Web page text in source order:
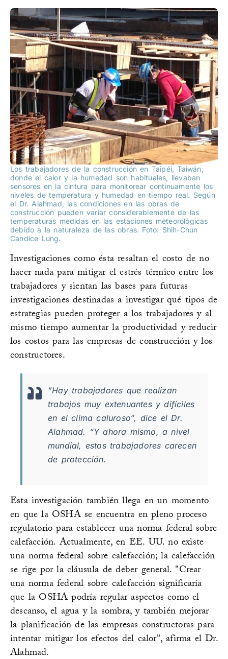
Los trabajadores de la construcción en Taipéi, Taiwán,
donde el calor y la humedad son habituales, llevaban
sensores en la cintura para monitorear continuamente los
niveles de temperatura y humedad en tiempo real. Según
el Dr. Alahmad, las condiciones en las obras de
construcción pueden variar considerablemente de las
temperaturas medidas en las estaciones meteorológicas
debido a la naturaleza de las obras. Foto: Shih-Chun
Candice Lung.
Investigaciones como ésta resaltan el costo de no
hacer nada para mitigar el estrés térmico entre los
trabajadores y sientan las bases para futuras
investigaciones destinadas a investigar qué tipos de
estrategias pueden proteger a los trabajadores y al
mismo tiempo aumentar la productividad y reducir
los costos para las empresas de construcción y los
constructores.
”Hay trabajadores que realizan
trabajos muy extenuantes y difíciles
en el clima caluroso“, dice el Dr.
Alahmad. “Y ahora mismo, a nivel
mundial, estos trabajadores carecen
de protección.
Esta investigación también llega en un momento
en que la OSHA se encuentra en pleno proceso
regulatorio para establecer una norma federal sobre
calefacción. Actualmente, en EE. UU. no existe
una norma federal sobre calefacción; la calefacción
se rige por la cláusula de deber general. "Crear
una norma federal sobre calefacción significaría
que la OSHA podría regular aspectos como el
descanso, el agua y la sombra, y también mejorar
la planificación de las empresas constructoras para
intentar mitigar los efectos del calor", afirma el Dr.
Alahmad.